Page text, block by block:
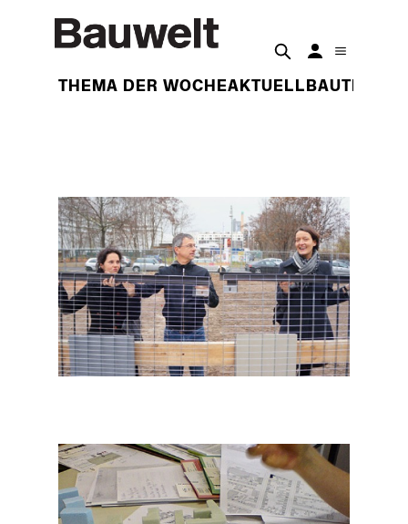
THEMA DER WOCHEAKTUELL BAUTEN
(v.l.n.r.)
Foto: Architekten